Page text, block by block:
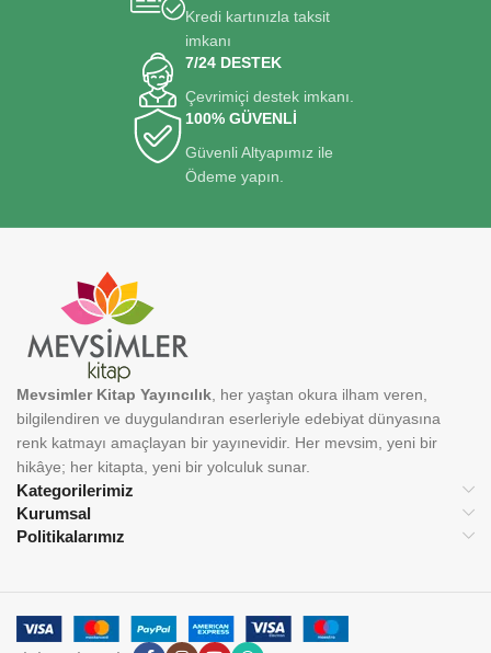
Kredi kartınızla taksit
imkanı
7/24 DESTEK
Çevrimiçi destek imkanı.
100% GÜVENLİ
Güvenli Altyapımız ile
Ödeme yapın.
Kategorilerimiz
Kurumsal
Politikalarımız
Mevsimler Kitap Yayıncılık, her yaştan okura ilham veren,
bilgilendiren ve duygulandıran eserleriyle edebiyat dünyasına
renk katmayı amaçlayan bir yayınevidir. Her mevsim, yeni bir
hikâye; her kitapta, yeni bir yolculuk sunar.